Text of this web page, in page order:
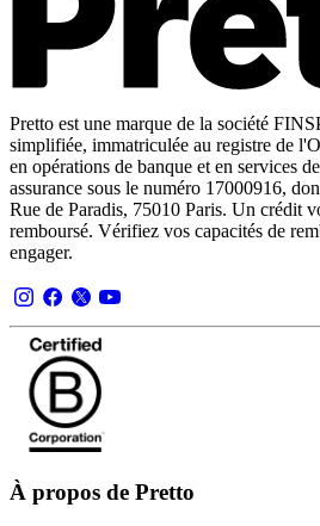
Pretto est une marque de la société
simplifiée, immatriculée au registre de
en opérations de banque et en services
assurance sous le numéro 17000916,
Rue de Paradis, 75010 Paris. Un crédit
remboursé. Vérifiez vos capacités de
engager.
À propos de Pretto